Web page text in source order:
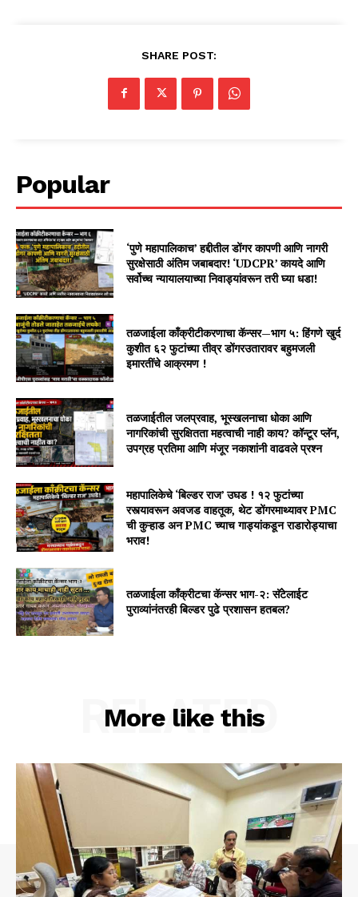
SHARE POST:
Popular
‘पुणे महापालिकाच’ हद्दीतील डोंगर कापणी आणि नागरी
सुरक्षेसाठी अंतिम जबाबदार! ‘UDCPR’ कायदे आणि
सर्वोच्च न्यायालयाच्या निवाड्यांवरून तरी घ्या धडा!
तळजाईला काँक्रीटीकरणाचा कॅन्सर—भाग ५: हिंगणे खुर्द
कुशीत ६२ फुटांच्या तीव्र डोंगरउतारावर बहुमजली
इमारतींचे आक्रमण !
तळजाईतील जलप्रवाह, भूस्खलनाचा धोका आणि
नागरिकांची सुरक्षितता महत्वाची नाही काय? कॉन्टूर प्लॅन,
उपग्रह प्रतिमा आणि मंजूर नकाशांनी वाढवले प्रश्न
महापालिकेचे ‘बिल्डर राज’ उघड ! १२ फुटांच्या
रस्त्यावरून अवजड वाहतूक, थेट डोंगरमाथ्यावर PMC
ची कुऱ्हाड अन PMC च्याच गाड्यांकडून राडारोड्याचा
भराव!
तळजाईला कॉंक्रीटचा कॅन्सर भाग-२: सॅटेलाईट
पुराव्यांनंतरही बिल्डर पुढे प्रशासन हतबल?
More like this
RELATED